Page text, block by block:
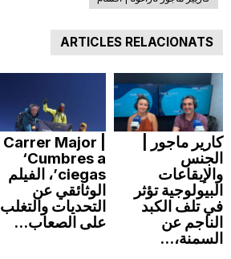
ARTICLES RELACIONATS
Carrer Major |
‘Cumbres a
ciegas’، الفيلم
الوثائقي عن
التحديات والتغلب
على الصعاب...
كارير ماجور |
الجنس
والإيقاعات
البيولوجية تؤثر
في تلف الكبد
الناجم عن
السمنة،...